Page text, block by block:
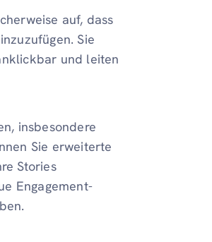
auf, dass
Sie
und leiten
insbesondere
Sie erweiterte
Stories
Engagement-